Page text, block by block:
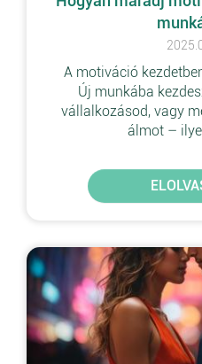
A motiváció
Új munkába
vállalkozásod, vagy
álmot –